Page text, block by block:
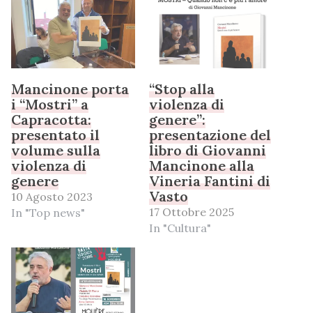
Mancinone porta
i “Mostri” a
Capracotta:
presentato il
volume sulla
violenza di
genere
10 Agosto 2023
In "Top news"
“Stop alla
violenza di
genere”:
presentazione del
libro di Giovanni
Mancinone alla
Vineria Fantini di
Vasto
17 Ottobre 2025
In "Cultura"